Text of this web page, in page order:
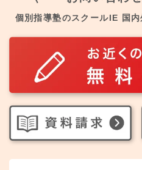
個別指導塾のスクールIE 国